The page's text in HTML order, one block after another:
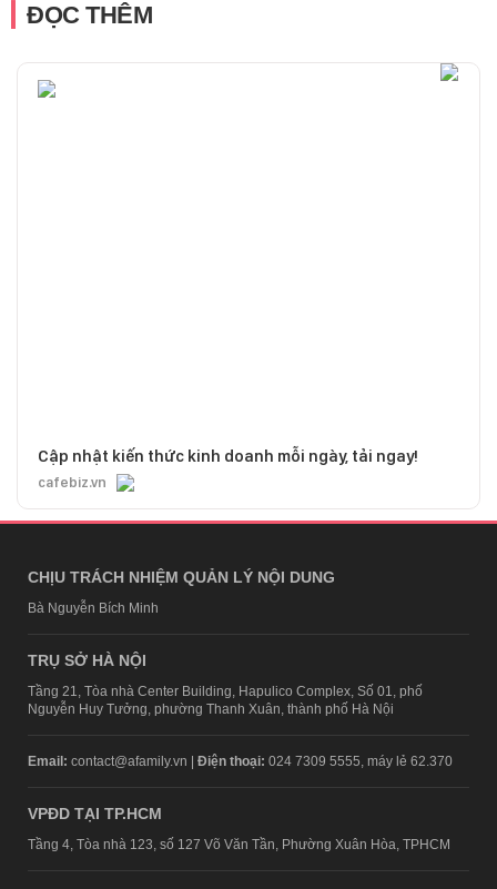
ĐỌC THÊM
Cập nhật kiến thức kinh doanh mỗi ngày, tải ngay!
cafebiz.vn
CHỊU TRÁCH NHIỆM QUẢN LÝ NỘI DUNG
Bà Nguyễn Bích Minh
TRỤ SỞ HÀ NỘI
Tầng 21, Tòa nhà Center Building, Hapulico Complex, Số 01, phố
Nguyễn Huy Tưởng, phường Thanh Xuân, thành phố Hà Nội
Email: contact@afamily.vn | Điện thoại: 024 7309 5555, máy lẻ 62.370
VPĐD TẠI TP.HCM
Tầng 4, Tòa nhà 123, số 127 Võ Văn Tần, Phường Xuân Hòa, TPHCM